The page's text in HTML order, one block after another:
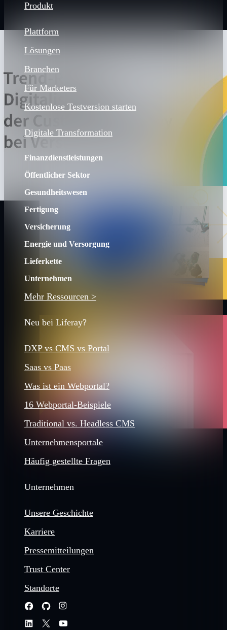
Produkt
Plattform
Lösungen
Branchen
Für Marketers
Kostenlose Testversion starten
Digitale Transformation
Finanzdienstleistungen
Öffentlicher Sektor
Gesundheitswesen
Fertigung
Versicherung
Energie und Versorgung
Lieferkette
Unternehmen
Mehr Ressourcen >
Neu bei Liferay?
DXP vs CMS vs Portal
Saas vs Paas
Was ist ein Webportal?
16 Webportal-Beispiele
Traditional vs. Headless CMS
Unternehmensportale
Häufig gestellte Fragen
Unternehmen
Unsere Geschichte
Karriere
Pressemitteilungen
Trust Center
Standorte